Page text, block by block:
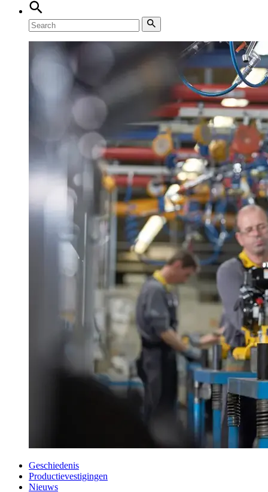
Geschiedenis
Productievestigingen
Nieuws